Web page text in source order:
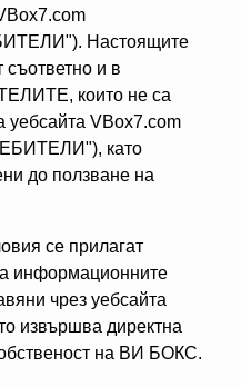
Настоящите
и в
които не са
уебсайта VBox7.com
като
до ползване на
се прилагат
информационните
чрез уебсайта
извършва директна
на ВИ БОКС.